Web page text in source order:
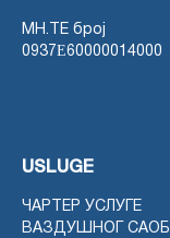
MH.TE број
0937Ε60000014000
USLUGE
ЧАРТЕР УСЛУГЕ
ВАЗДУШНОГ